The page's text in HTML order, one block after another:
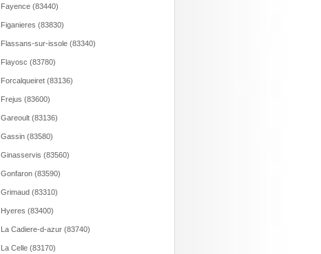
Fayence (83440)
Figanieres (83830)
Flassans-sur-issole (83340)
Flayosc (83780)
Forcalqueiret (83136)
Frejus (83600)
Gareoult (83136)
Gassin (83580)
Ginasservis (83560)
Gonfaron (83590)
Grimaud (83310)
Hyeres (83400)
La Cadiere-d-azur (83740)
La Celle (83170)